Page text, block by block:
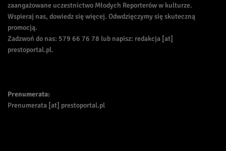
zaangażowane uczestnictwo Młodych Reporterów w kulturze.
Wspieraj nas, dowiedz się więcej. Odwdzięczymy się skuteczną
promocją.
Zadzwoń do nas: 579 66 76 78 lub napisz: redakcja [at]
prestoportal.pl.
Prenumerata:
Prenumerata [at] prestoportal.pl